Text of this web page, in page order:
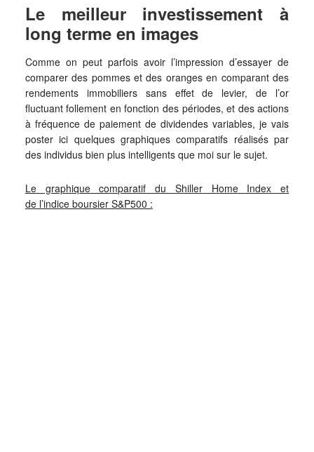
Le meilleur investissement à
long terme en images
Comme on peut parfois avoir l’impression d’essayer de
comparer des pommes et des oranges en comparant des
rendements immobiliers sans effet de levier, de l’or
fluctuant follement en fonction des périodes, et des actions
à fréquence de paiement de dividendes variables, je vais
poster ici quelques graphiques comparatifs réalisés par
des individus bien plus intelligents que moi sur le sujet.
Le graphique comparatif du Shiller Home Index et
de l’indice boursier S&P500 :